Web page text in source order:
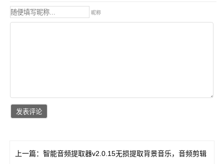
昵称
上一篇： 智能音频提取器v2.0.15无损提取背景音乐，音频剪辑